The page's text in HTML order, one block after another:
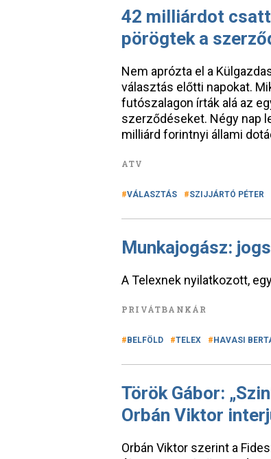
42 milliárdot
pörögtek a
Nem aprózta el a
választás előtti napokat.
futószalagon írták alá az
szerződéseket. Négy nap
milliárd forintnyi állami
ATV
VÁLASZTÁS SZIJJÁRTÓ PÉTER
Munkajogász:
A Telexnek nyilatkozott,
PRIVÁTBANKÁR
BELFÖLD TELEX HAVASI
Török Gábor:
Orbán Viktor
Orbán Viktor szerint a